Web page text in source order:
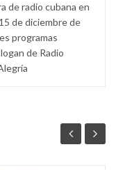
de radio cubana en
de diciembre de
programas
de Radio